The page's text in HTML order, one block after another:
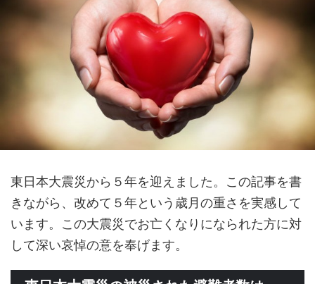
東日本大震災から５年を迎えました。この記事を書
きながら、改めて５年という歳月の重さを実感して
います。この大震災でお亡くなりになられた方に対
して深い哀悼の意を奉げます。